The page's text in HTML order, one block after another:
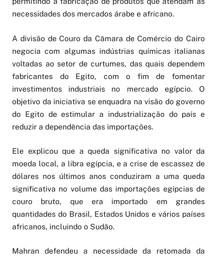
necessidades dos mercados árabe e africano.
A divisão de Couro da Câmara de Comércio do Cairo
negocia com algumas indústrias químicas italianas
voltadas ao setor de curtumes, das quais dependem
fabricantes do Egito, com o fim de fomentar
investimentos industriais no mercado egípcio. O
objetivo da iniciativa se enquadra na visão do governo
do Egito de estimular a industrialização do país e
reduzir a dependência das importações.
Ele explicou que a queda significativa no valor da
moeda local, a libra egípcia, e a crise de escassez de
dólares nos últimos anos conduziram a uma queda
significativa no volume das importações egípcias de
couro bruto, que era importado em grandes
quantidades do Brasil, Estados Unidos e vários países
africanos, incluindo o Sudão.
Mahran defendeu a necessidade da retomada da